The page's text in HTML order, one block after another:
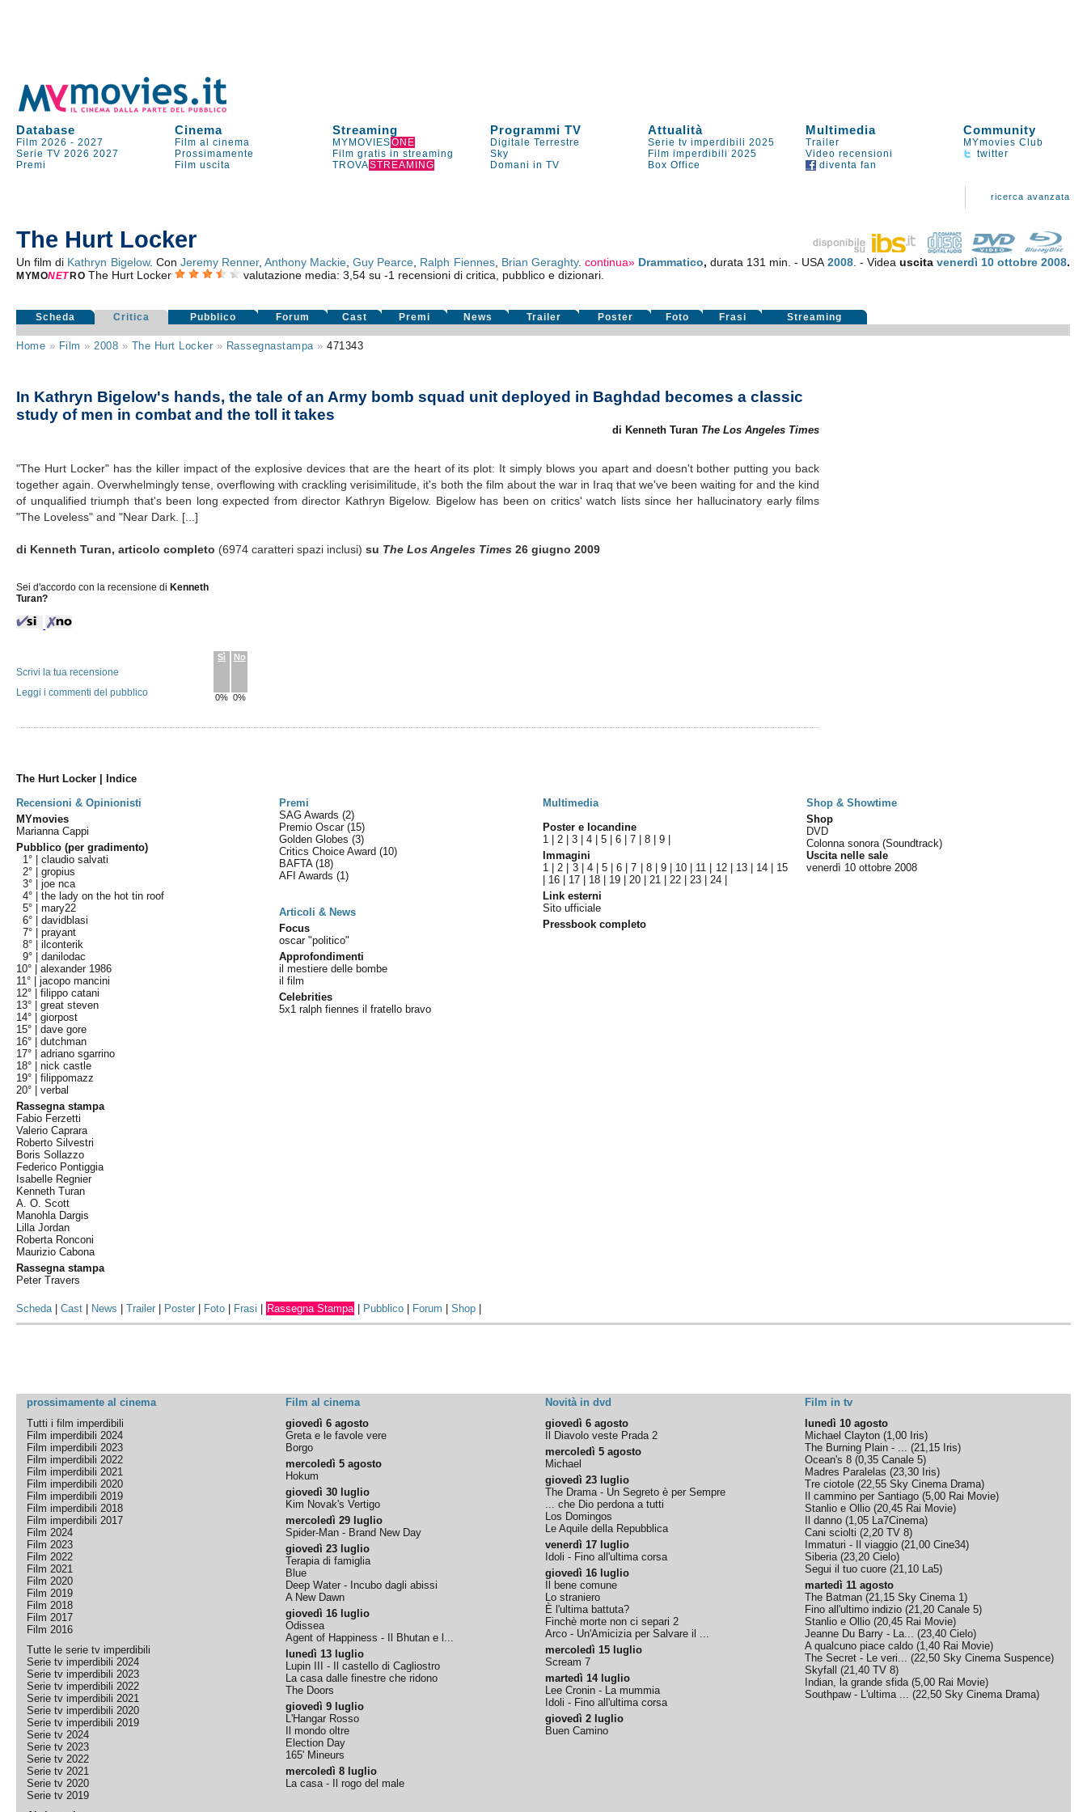
Database Cinema Streaming Programmi TV Attualità Multimedia Community
Film 2026 -2027 Film al cinema MYMOVIESONE Digitale Terrestre Serie tv imperdibili 2025 Trailer
MYmovies Club
Serie TV 2026 2027 Prossimamente Film gratis in streaming Sky Film imperdibili 2025 Video recensioni
twitter
Premi
Film uscita TROVASTREAMING Domani in TV Box Office diventa fan
ricerca avanzata
The Hurt Locker
Un film di Kathryn Bigelow. Con Jeremy Renner, Anthony Mackie ,Guy Pearce Ralph Fiennes, Brian Geraghty. continua» Drammatico,durata 131 min. - USA 2008. - Videa uscitavenerdì 10 ottobre 2008.
MYMONET RO The Hurt Locker valutazione media: 3,54 su -1 recensioni di critica, pubblico e dizionari.
Scheda Critica Pubblico Forum Cast Premi News Trailer Poster Foto Frasi Streaming
Home » Film » 2008 » The Hurt Locker » Rassegnastampa»471343
In Kathryn Bigelow's hands, the tale of an Army bomb squad unit deployed in Baghdad becomes a classic
study of men in combat and the toll it takes
di Kenneth Turan The Los Angeles Times
"The Hurt Locker" has the killer impact of the explosive devices that are the heart of its plot: It simply blows you apart and doesn't bother putting you back
together again. Overwhelmingly tense, overflowing with crackling verisimilitude, it's both the film about the war in Iraq that we've been waiting for and the kind
of unqualified triumph that's been long expected from director Kathryn Bigelow. Bigelow has been on critics' watch lists since her hallucinatory early films
"The Loveless" and "Near Dark. [...]
di Kenneth Turan, articolo completo (6974 caratteri spazi inclusi)su The Los Angeles Times 26 giugno 2009
Sei d'accordo con la recensione di Kenneth
Turan?
Sì
0%
No
0%
Scrivi la tua recensione
Leggi i commenti del pubblico
The Hurt Locker | Indice
Recensioni & Opinionisti
Premi Multimedia
Shop & Showtime
MYmovies
Marianna Cappi
Pubblico (per gradimento)
1° |claudio salvati
2° |gropius
3° |joe nca
4° |the lady on the hot tin roof
5° |mary22
6° |davidblasi
7° |prayant
8° |ilconterik
9° |danilodac
10° |alexander 1986
11° |jacopo mancini
12° |filippo catani
13° |great steven
14° |giorpost
15° |dave gore
16° |dutchman
17° |adriano sgarrino
18° |nick castle
19° |filippomazz
20° |verbal
Rassegna stampa
Fabio Ferzetti
Valerio Caprara
Roberto Silvestri
Boris Sollazzo
Federico Pontiggia
Isabelle Regnier
Kenneth Turan
A. O. Scott
Manohla Dargis
Lilla Jordan
Roberta Ronconi
Maurizio Cabona
Rassegna stampa
Peter Travers
SAG Awards(2)
Premio Oscar(15)
Golden Globes(3)
Critics Choice Award(10)
BAFTA(18)
AFI Awards(1)
Articoli & News
Focus
oscar "politico"
Approfondimenti
il mestiere delle bombe
il film
Celebrities
5x1 ralph fiennes il fratello bravo
Poster e locandine
1 |2 |3 |4 |5 |6 |7 |8 |9
Immagini
1 |2 3| 4|5 |6 |7 8| 9| 10 11 12| 13| 14
15
16 17 18 19 |20 |21 |22 |23 |24
Link esterni
Sito ufficiale
Pressbook completo
Shop
DVD
Colonna sonora (Soundtrack)
Uscita nelle sale
venerdì 10 ottobre 2008
Scheda|Cast News |Trailer Poster Foto Frasi Rassegna Stampa Pubblico Forum |Shop
prossimamente al cinema Film al cinema Novità in dvd
Film in tv
Tutti i film imperdibili
Film imperdibili 2024
Film imperdibili 2023
Film imperdibili 2022
Film imperdibili 2021
Film imperdibili 2020
Film imperdibili 2019
Film imperdibili 2018
Film imperdibili 2017
Film 2024
Film 2023
Film 2022
Film 2021
Film 2020
Film 2019
Film 2018
Film 2017
Film 2016
Tutte le serie tv imperdibili
Serie tv imperdibili 2024
Serie tv imperdibili 2023
Serie tv imperdibili 2022
Serie tv imperdibili 2021
Serie tv imperdibili 2020
Serie tv imperdibili 2019
Serie tv 2024
Serie tv 2023
Serie tv 2022
Serie tv 2021
Serie tv 2020
Serie tv 2019
giovedì 6 agosto
Greta e le favole vere
Borgo
mercoledì 5 agosto
Hokum
giovedì 30 luglio
Kim Novak's Vertigo
mercoledì 29 luglio
Spider-Man - Brand New Day
giovedì 23 luglio
Terapia di famiglia
Blue
Deep Water - Incubo dagli abissi
A New Dawn
giovedì 16 luglio
Odissea
Agent of Happiness - Il Bhutan e l...
lunedì 13 luglio
Lupin III - Il castello di Cagliostro
La casa dalle finestre che ridono
The Doors
giovedì 9 luglio
L'Hangar Rosso
Il mondo oltre
Election Day
165' Mineurs
mercoledì 8 luglio
La casa - Il rogo del male
giovedì 6 agosto
Il Diavolo veste Prada 2
mercoledì 5 agosto
Michael
giovedì 23 luglio
The Drama - Un Segreto è per Sempre
... che Dio perdona a tutti
Los Domingos
Le Aquile della Repubblica
venerdì 17 luglio
Idoli - Fino all'ultima corsa
giovedì 16 luglio
Il bene comune
Lo straniero
È l'ultima battuta?
Finchè morte non ci separi 2
Arco - Un'Amicizia per Salvare il ...
mercoledì 15 luglio
Scream 7
martedì 14 luglio
Lee Cronin - La mummia
Idoli - Fino all'ultima corsa
giovedì 2 luglio
Buen Camino
lunedì 10 agosto
Michael Clayton (1,00 Iris)
The Burning Plain - ... (21,15 Iris)
Ocean's 8 (0,35 Canale 5)
Madres Paralelas (23,30 Iris)
Tre ciotole (22,55 Sky Cinema Drama)
Il cammino per Santiago (5,00 Rai Movie)
Stanlio e Ollio (20,45 Rai Movie)
Il danno (1,05 La7Cinema)
Cani sciolti (2,20 TV 8)
Immaturi - Il viaggio (21,00 Cine34)
Siberia(23,20 Cielo)
Segui il tuo cuore (21,10 La5)
martedì 11 agosto
The Batman (21,15 Sky Cinema 1)
Fino all'ultimo indizio (21,20 Canale 5)
Stanlio e Ollio (20,45 Rai Movie)
Jeanne Du Barry - La... (23,40 Cielo)
A qualcuno piace caldo (1,40 Rai Movie)
The Secret - Le veri... (22,50 Sky Cinema Suspence)
Skyfall (21,40 TV 8)
Indian, la grande sfida(5,00 Rai Movie)
Southpaw - L'ultima ... (22,50 Sky Cinema Drama)